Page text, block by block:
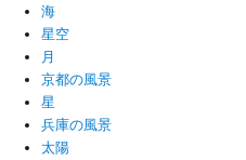
海
星空
月
京都の風景
星
兵庫の風景
太陽